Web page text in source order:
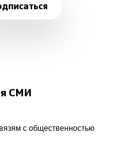
СМИ
с общественностью